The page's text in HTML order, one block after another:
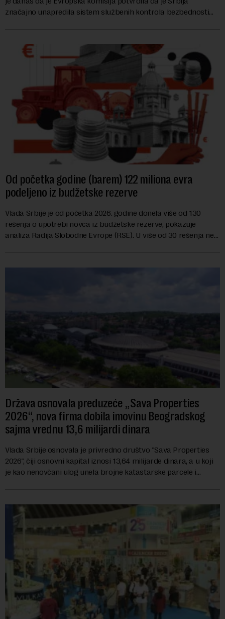
značajno unapredila sistem službenih kontrola bezbednosti
Od početka godine (barem) 122 miliona evra
podeljeno iz budžetske rezerve
Vlada Srbije je od početka 2026. godine donela više od 130
rešenja o upotrebi novca iz budžetske rezerve, pokazuje
analiza Radija Slobodne Evrope (RSE). U više od 30 rešenja ne
Država osnovala preduzeće „Sava Properties
2026“, nova firma dobila imovinu Beogradskog
sajma vrednu 13,6 milijardi dinara
Vlada Srbije osnovala je privredno društvo "Sava Properties
2026", čiji osnovni kapital iznosi 13,64 milijarde dinara, a u koji
je kao nenovčani ulog unela brojne katastarske parcele i